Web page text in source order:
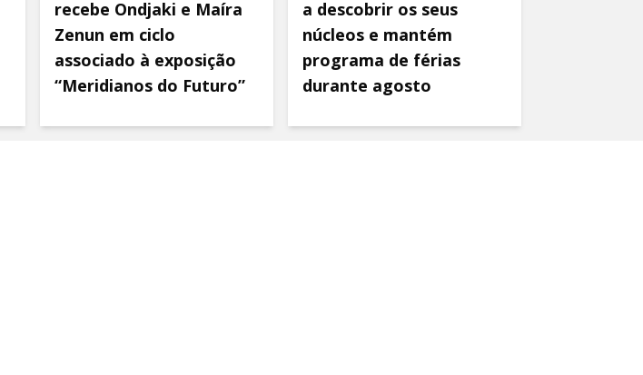
recebe Ondjaki e Maíra
Zenun em ciclo
associado à exposição
“Meridianos do Futuro”
a descobrir os seus
núcleos e mantém
programa de férias
durante agosto